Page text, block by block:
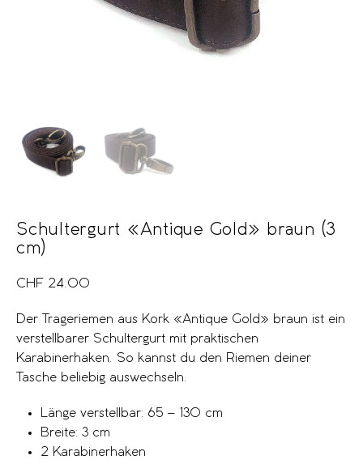
Schultergurt «Antique Gold» braun (3
cm)
CHF 24.00
Der Trageriemen aus Kork «Antique Gold» braun ist ein
verstellbarer Schultergurt mit praktischen
Karabinerhaken. So kannst du den Riemen deiner
Tasche beliebig auswechseln.
Länge verstellbar: 65 – 130 cm
Breite: 3 cm
2 Karabinerhaken